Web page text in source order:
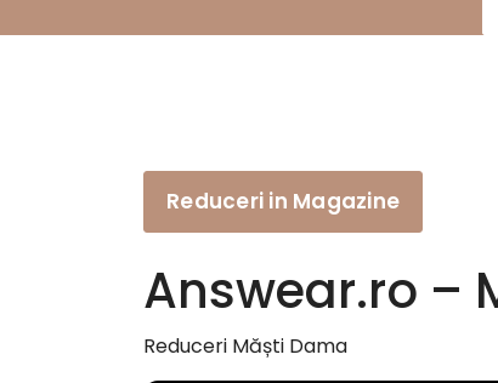
Reduceri in Magazine
Answear.ro –
Reduceri Măști Dama